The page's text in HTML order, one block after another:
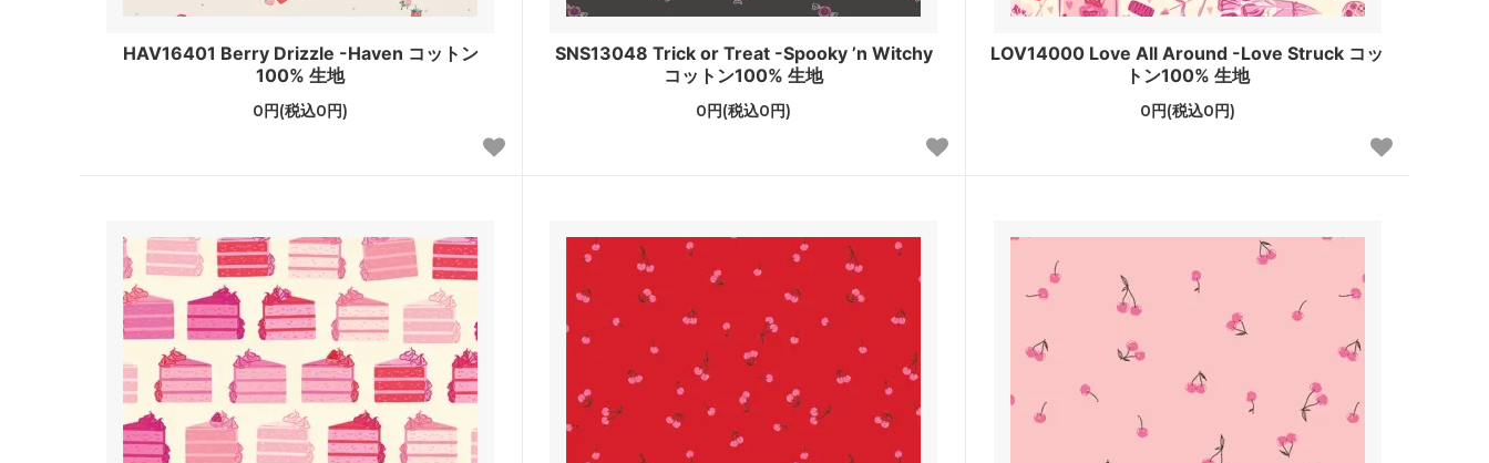
HAV16401 Berry Drizzle -Haven コットン
100% 生地
0円(税込0円)
SNS13048 Trick or Treat -Spooky ’n Witchy
コットン100% 生地
0円(税込0円)
LOV14000 Love All Around -Love Struck コッ
トン100% 生地
0円(税込0円)